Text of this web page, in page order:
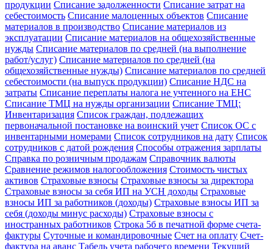
продукции Списание задолженности Списание затрат на
себестоимость Списание малоценных объектов Списание
материалов в производство Списание материалов из
эксплуатации Списание материалов на общехозяйственные
нужды Списание материалов по средней (на выполнение
работ/услуг) Списание материалов по средней (на
общехозяйственные нужды) Списание материалов по средней
себестоимости (на выпуск продукции) Списание НДС на
затраты Списание переплаты налога не учтенного на ЕНС
Списание ТМЦ на нужды организации Списание ТМЦ:
Инвентаризация Список граждан, подлежащих
первоначальной постановке на воинский учет Список ОС с
инвентарными номерами Список сотрудников на дату Список
сотрудников с датой рождения Способы отражения зарплаты
Справка по розничным продажам Справочник валюты
Сравнение режимов налогообложения Стоимость чистых
активов Страховые взносы Страховые взносы за директора
Страховые взносы за себя ИП на УСН доходы Страховые
взносы ИП за работников (доходы) Страховые взносы ИП за
себя (доходы минус расходы) Страховые взносы с
иностранных работников Строка 5б в печатной форме счета-
фактуры Суточные и командировочные Счет на оплату Счет-
фактура на аванс Табель учета рабочего времени Текущий